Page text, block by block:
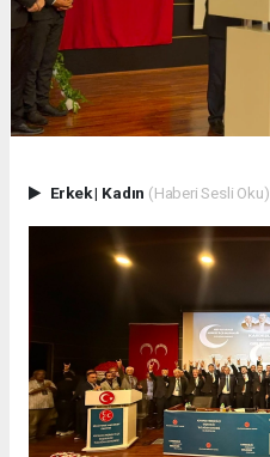
Erkek| Kadın (Haberi Sesli Oku)